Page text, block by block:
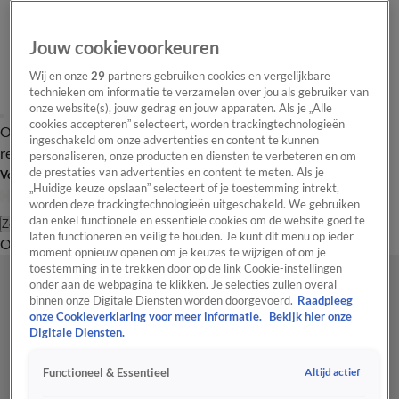
Overzicht Laatste nieuws Regionieuws Het beste van Hart
Tip de
redactie
Volg Hart van Nederland
Zoeken
OverzichtRegioUitzendingenWeerTip de redactiePanelVideo's
Jouw cookievoorkeuren
Wij en onze29 partners gebruiken cookies en vergelijkbare
technieken om informatie te verzamelen over jou als gebruiker van
onze website(s), jouw gedrag en jouw apparaten. Als je „Alle
cookies accepteren” selecteert, worden trackingtechnologieën
ingeschakeld om onze advertenties en content te kunnen
personaliseren, onze producten en diensten te verbeteren en om
de prestaties van advertenties en content te meten. Als je
„Huidige keuze opslaan” selecteert of je toestemming intrekt,
worden deze trackingtechnologieën uitgeschakeld. We gebruiken
dan enkel functionele en essentiële cookies om de website goed te
laten functioneren en veilig te houden. Je kunt dit menu op ieder
moment opnieuw openen om je keuzes te wijzigen of om je
toestemming in te trekken door op de link Cookie-instellingen
onder aan de webpagina te klikken. Je selecties zullen overal
binnen onze Digitale Diensten worden doorgevoerd. Raadpleeg
onze Cookieverklaring voor meer informatie.
Bekijk hier onze
Digitale Diensten.
Functioneel & Essentieel Altijd actief